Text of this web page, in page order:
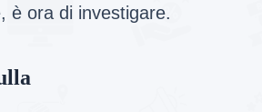
è ora di investigare.